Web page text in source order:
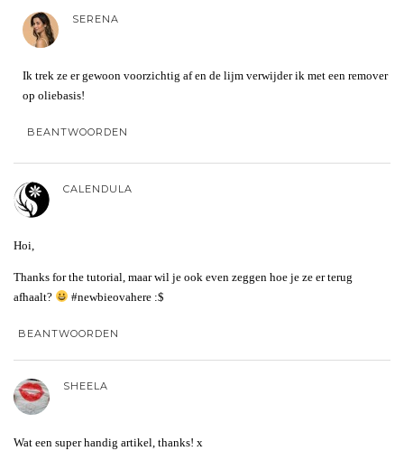
SERENA
Ik trek ze er gewoon voorzichtig af en de lijm verwijder ik met een remover
op oliebasis!
BEANTWOORDEN
CALENDULA
Hoi,
Thanks for the tutorial, maar wil je ook even zeggen hoe je ze er terug
afhaalt?
#newbieovahere :$
BEANTWOORDEN
SHEELA
Wat een super handig artikel, thanks! x